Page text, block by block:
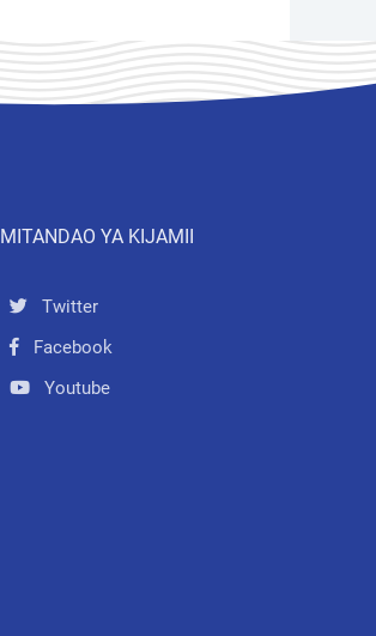
MITANDAO YA KIJAMII
Twitter
Facebook
Youtube